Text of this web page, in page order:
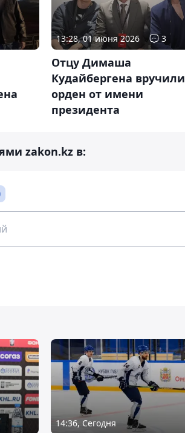
13:28, 01 июня 2026 3
Отцу Димаша
Кудайбергена вручили
орден от имени
президента
zakon.kz в:
14:36, Сегодня